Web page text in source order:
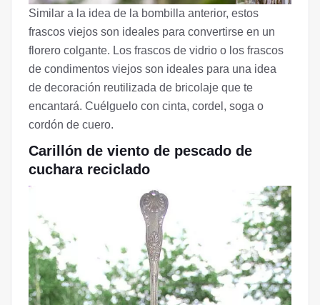
Similar a la idea de la bombilla anterior, estos
frascos viejos son ideales para convertirse en un
florero colgante. Los frascos de vidrio o los frascos
de condimentos viejos son ideales para una idea
de decoración reutilizada de bricolaje que te
encantará. Cuélguelo con cinta, cordel, soga o
cordón de cuero.
Carillón de viento de pescado de
cuchara reciclado